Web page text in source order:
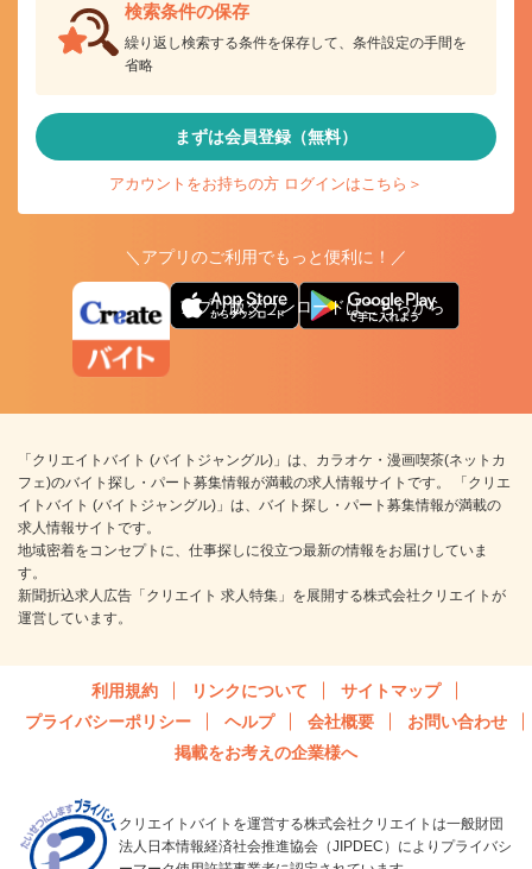
検索条件の保存
繰り返し検索する条件を保存して、条件設定の手間を
省略
まずは会員登録（無料）
アカウントをお持ちの方 ログインはこちら＞
＼アプリのご利用でもっと便利に！／
アプリ版ダウンロードはこちらから
「クリエイトバイト (バイトジャングル)」は、カラオケ・漫画喫茶(ネットカ
フェ)のバイト探し・パート募集情報が満載の求人情報サイトです。 「クリエ
イトバイト (バイトジャングル)」は、バイト探し・パート募集情報が満載の
求人情報サイトです。
地域密着をコンセプトに、仕事探しに役立つ最新の情報をお届けしていま
す。
新聞折込求人広告「クリエイト 求人特集」を展開する株式会社クリエイトが
運営しています。
利用規約 リンクについて
サイトマップ
プライバシーポリシー
ヘルプ 会社概要
お問い合わせ
掲載をお考えの企業様へ
クリエイトバイトを運営する株式会社クリエイトは一般財団
法人日本情報経済社会推進協会（JIPDEC）によりプライバシ